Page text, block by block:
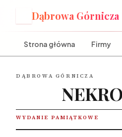
Dąbrowa Górnicza
Strona główna Firmy
DĄBROWA GÓRNICZA
WYDANIE PAMIĄTKOWE